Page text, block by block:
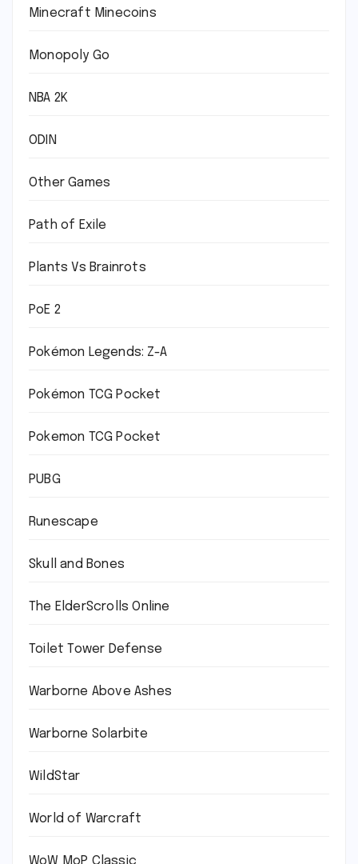
Minecraft Minecoins
Monopoly Go
NBA 2K
ODIN
Other Games
Path of Exile
Plants Vs Brainrots
PoE 2
Pokémon Legends: Z-A
Pokémon TCG Pocket
Pokemon TCG Pocket
PUBG
Runescape
Skull and Bones
The ElderScrolls Online
Toilet Tower Defense
Warborne Above Ashes
Warborne Solarbite
WildStar
World of Warcraft
WoW MoP Classic